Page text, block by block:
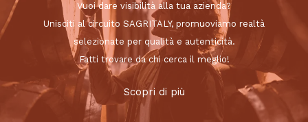
Vuoi dare visibilità alla tua azienda?
Unisciti al circuito SAGRITALY, promuoviamo realtà
selezionate per qualità e autenticità.
Fatti trovare da chi cerca il meglio!
Scopri di più